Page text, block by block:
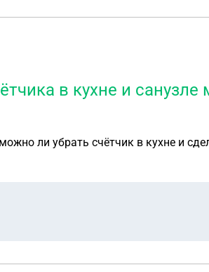
в кухне и
ли убрать счётчик в кухне и